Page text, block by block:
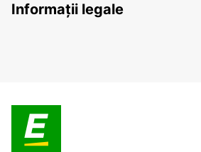
Informații legale